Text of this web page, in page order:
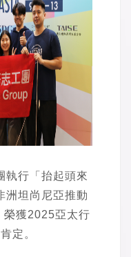
執行「抬起頭來
洲坦尚尼亞推動
榮獲2025亞太行
定。